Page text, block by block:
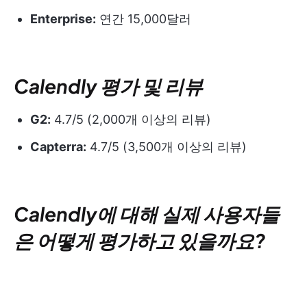
Enterprise: 연간 15,000달러
Calendly 평가 및 리뷰
G2: 4.7/5 (2,000개 이상의 리뷰)
Capterra: 4.7/5 (3,500개 이상의 리뷰)
Calendly에 대해 실제 사용자들
은 어떻게 평가하고 있을까요?